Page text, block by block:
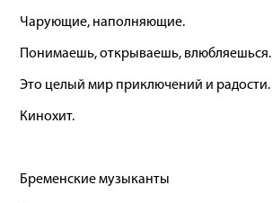
Чарующие, наполняющие.
Понимаешь, открываешь, влюбляешься.
Это целый мир приключений и радости.
Кинохит.
Бременские музыканты